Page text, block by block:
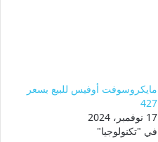
مايكروسوفت أوفيس للبيع بسعر
427
17 نوفمبر، 2024
في "تكنولوجيا"